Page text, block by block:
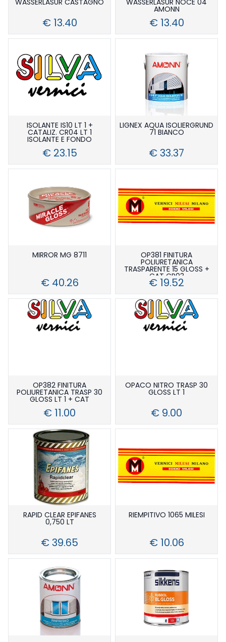
WASSERLASUR CASTAGNO
€ 13.40
WASSERLASUR NOCE 04
AMONN
€ 13.40
ISOLANTE IS10 LT 1 +
CATALIZ. CR04 LT 1
ISOLANTE E FONDO
€ 23.15
LIGNEX AQUA ISOLIERGRUND
71 BIANCO
€ 33.37
MIRROR MG 8711
€ 40.26
OP381 FINITURA
POLIURETANICA
TRASPARENTE 15 GLOSS +
CAT CR03
€ 19.52
OP382 FINITURA
POLIURETANICA TRASP 30
GLOSS LT 1 + CAT
€ 11.00
OPACO NITRO TRASP 30
GLOSS LT 1
€ 9.00
RAPID CLEAR EPIFANES
0,750 LT
€ 39.65
RIEMPITIVO 1065 MILESI
€ 10.06